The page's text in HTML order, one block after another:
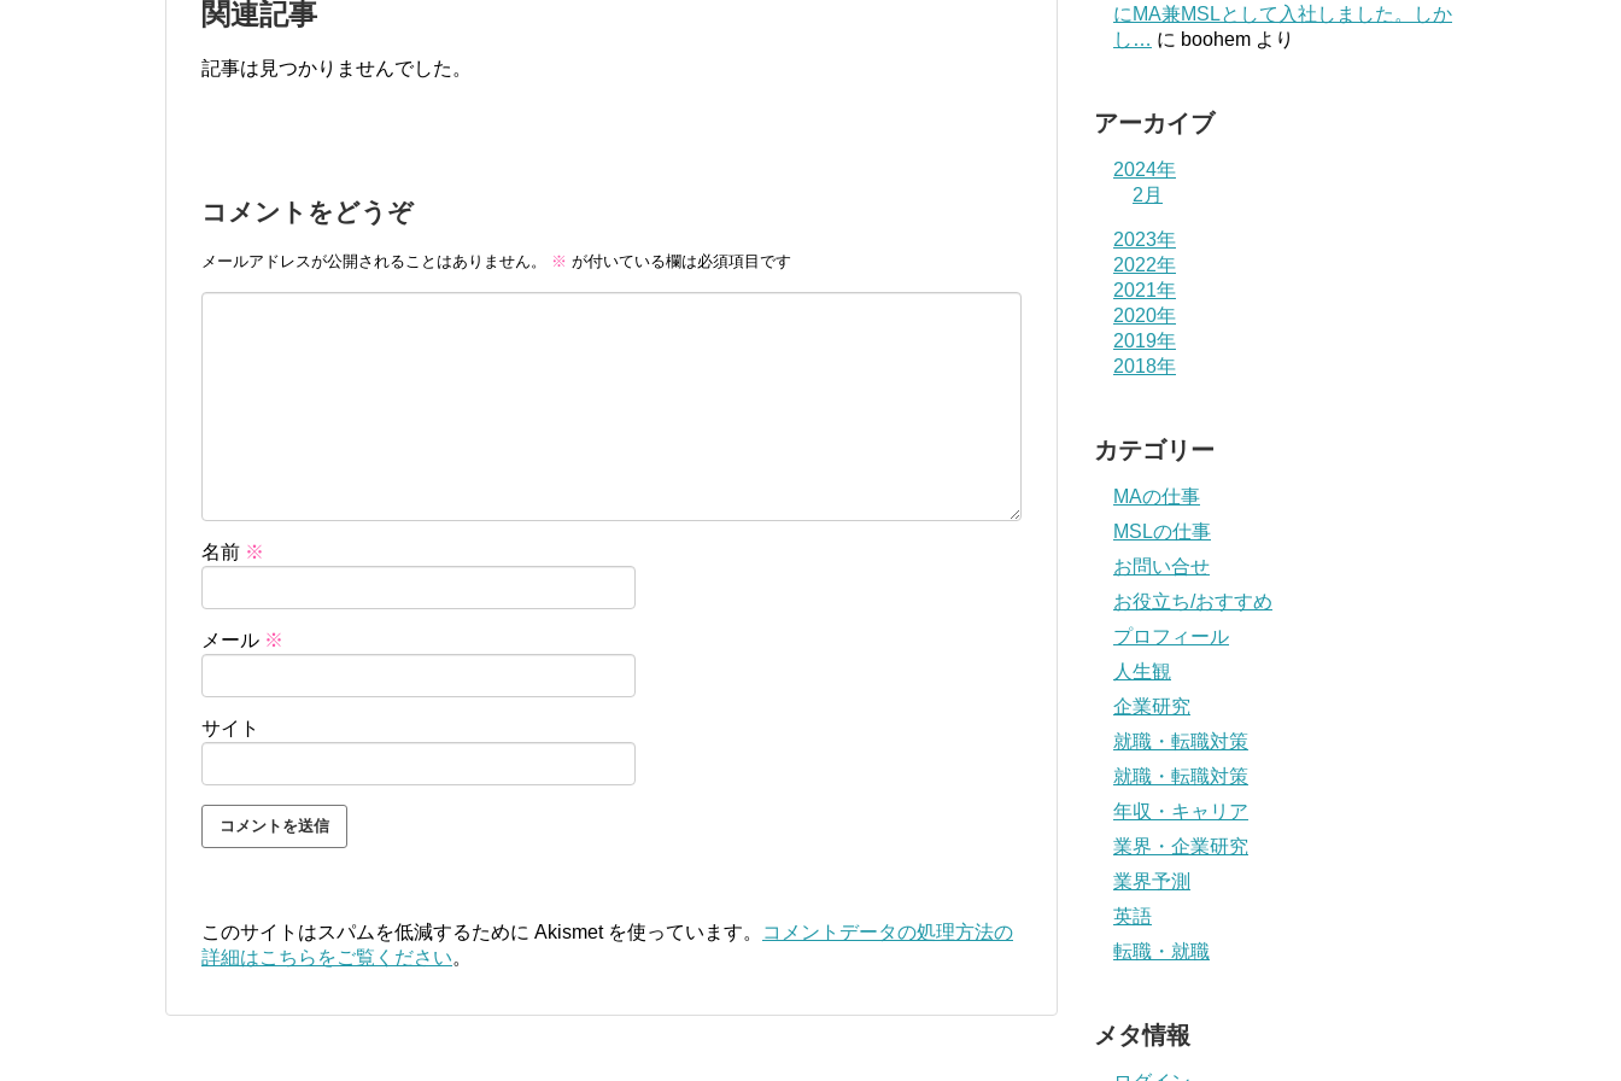
関連記事
記事は見つかりませんでした。
コメントをどうぞ
メールアドレスが公開されることはありません。 ※ が付いている欄は必須項目です
名前 ※
メール ※
サイト
このサイトはスパムを低減するために Akismet を使っています。
コメントデータの処理方法の
詳細はこちらをご覧ください。
にMA兼MSLとして入社しました。しか
し… に boohem より
アーカイブ
2024年
2月
2023年
2022年
2021年
2020年
2019年
2018年
カテゴリー
MAの仕事
MSLの仕事
お問い合せ
お役立ち/おすすめ
プロフィール
人生観
企業研究
就職・転職対策
就職・転職対策
年収・キャリア
業界・企業研究
業界予測
英語
転職・就職
メタ情報